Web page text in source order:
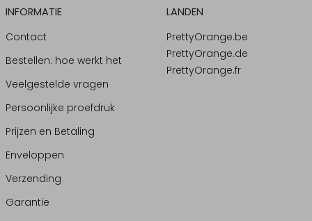
INFORMATIE
Contact
Bestellen: hoe werkt het
Veelgestelde vragen
Persoonlijke proefdruk
Prijzen en Betaling
Enveloppen
Verzending
Garantie
LANDEN
PrettyOrange.be
PrettyOrange.de
PrettyOrange.fr